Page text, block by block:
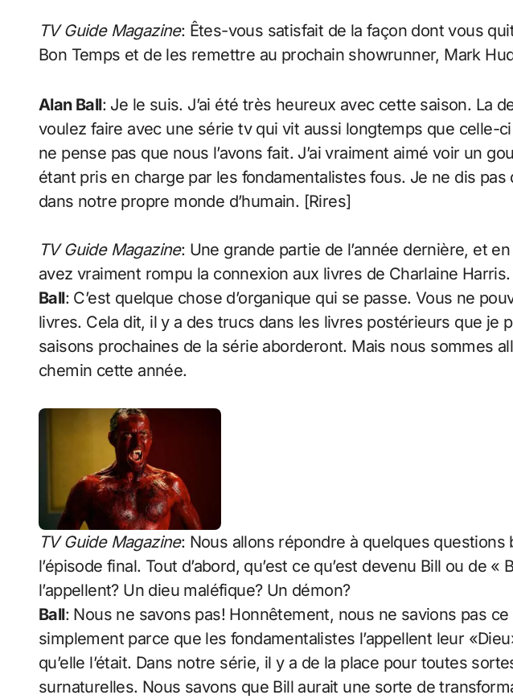
TV Guide Magazine: Êtes-vous satisfait de la façon dont vous
Bon Temps et de les remettre au prochain showrunner, Mark
Alan Ball: Je le suis. J’ai été très heureux avec cette saison. La
voulez faire avec une série tv qui vit aussi longtemps que celle-
ne pense pas que nous l’avons fait. J’ai vraiment aimé voir un
étant pris en charge par les fondamentalistes fous. Je ne dis pas
dans notre propre monde d’humain. [Rires]
TV Guide Magazine: Une grande partie de l’année dernière, et
avez vraiment rompu la connexion aux livres de Charlaine Harris.
Ball: C’est quelque chose d’organique qui se passe. Vous ne
livres. Cela dit, il y a des trucs dans les livres postérieurs que je
saisons prochaines de la série aborderont. Mais nous sommes
chemin cette année.
TV Guide Magazine: Nous allons répondre à quelques questions
l’épisode final. Tout d’abord, qu’est ce qu’est devenu Bill ou de
l’appellent? Un dieu maléfique? Un démon?
Ball: Nous ne savons pas! Honnêtement, nous ne savions pas
simplement parce que les fondamentalistes l’appellent leur
qu’elle l’était. Dans notre série, il y a de la place pour toutes
surnaturelles. Nous savons que Bill aurait une sorte de